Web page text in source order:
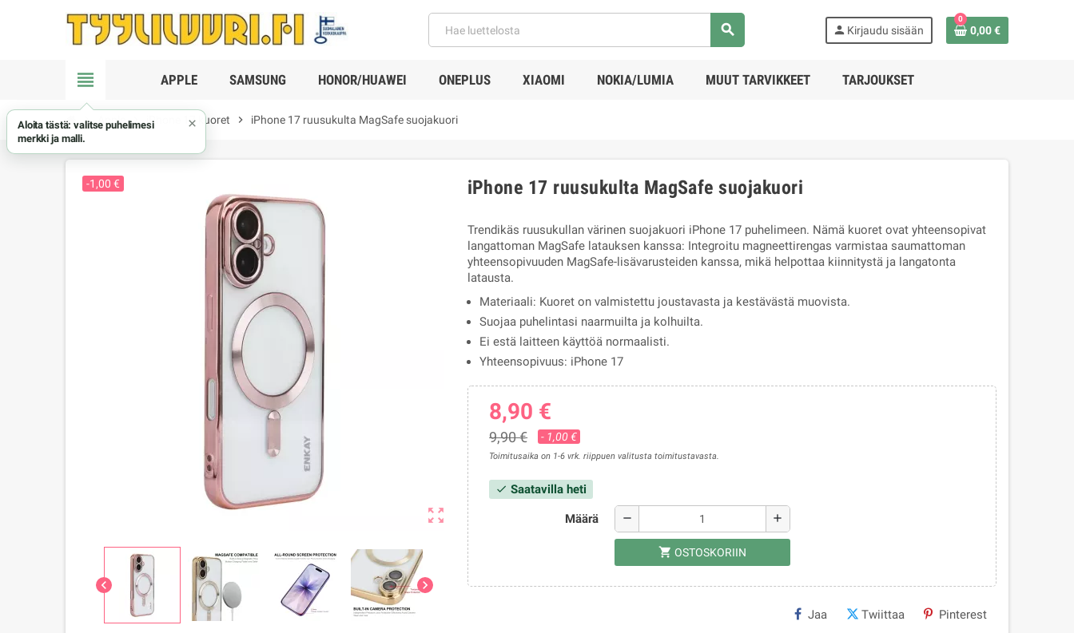
search person Kirjaudu sisään
0
0,00 €
view_headline APPLE SAMSUNG HONOR/HUAWEI ONEPLUS XIAOMI NOKIA/LUMIA MUUT TARVIKKEET TARJOUKSET
chevron_right Apple chevron_right iPhone 17 kuoret chevron_right iPhone 17 ruusukulta MagSafe suojakuori
zoom_out_map
chevron_left chevron_right
-1,00 € iPhone 17 ruusukulta MagSafe suojakuori
Trendikäs ruusukullan värinen suojakuori iPhone 17 puhelimeen. Nämä kuoret ovat yhteensopivat
langattoman MagSafe latauksen kanssa: Integroitu magneettirengas varmistaa saumattoman
yhteensopivuuden MagSafe-lisävarusteiden kanssa, mikä helpottaa kiinnitystä ja langatonta
latausta.
Materiaali: Kuoret on valmistettu joustavasta ja kestävästä muovista.
Suojaa puhelintasi naarmuilta ja kolhuilta.
Ei estä laitteen käyttöä normaalisti.
Yhteensopivuus: iPhone 17
8,90 €
9,90 € - 1,00 €
Toimitusaika on 1-6 vrk. riippuen valitusta toimitustavasta.
check Saatavilla heti
Määrä remove add
shopping_cart OSTOSKORIIN
Jaa Twiittaa Pinterest
Aloita tästä: valitse puhelimesi
merkki ja malli.
×